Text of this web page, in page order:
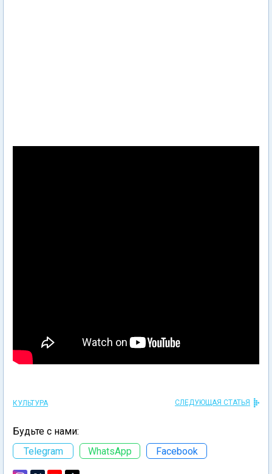
КУЛЬТУРА СЛЕДУЮЩАЯ СТАТЬЯ
Будьте с нами:
Telegram
WhatsApp Facebook